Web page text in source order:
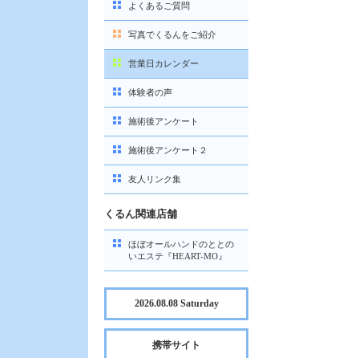
よくあるご質問
写真でくるんをご紹介
営業日カレンダー
体験者の声
施術後アンケート
施術後アンケート２
友人リンク集
くるん関連店舗
ほぼオールハンドのととの
いエステ『HEART-MO』
2026.08.08 Saturday
携帯サイト